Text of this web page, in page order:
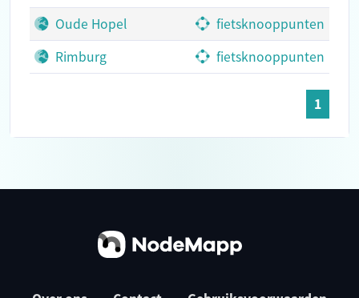
Oude Hopel
fietsknooppunten
Rimburg
fietsknooppunten
1